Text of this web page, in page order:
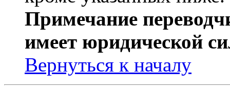
Примечание
имеет юридической
Вернуться к началу